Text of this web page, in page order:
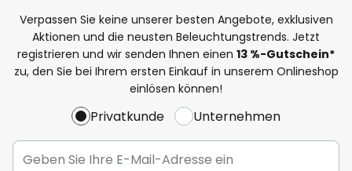
Verpassen Sie keine unserer besten Angebote, exklusiven
Aktionen und die neusten Beleuchtungstrends. Jetzt
registrieren und wir senden Ihnen einen 13 %-Gutschein*
zu, den Sie bei Ihrem ersten Einkauf in unserem Onlineshop
einlösen können!
Privatkunde Unternehmen